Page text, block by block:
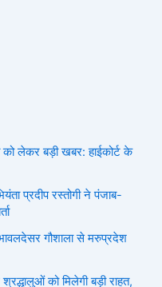
लेकर बड़ी खबर: हाईकोर्ट के
प्रदीप रस्तोगी ने पंजाब-
गौशाला से मरुप्रदेश
को मिलेगी बड़ी राहत,